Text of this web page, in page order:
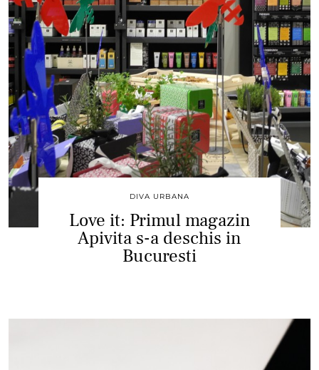
DIVA URBANA
Love it: Primul magazin
Apivita s-a deschis in
Bucuresti